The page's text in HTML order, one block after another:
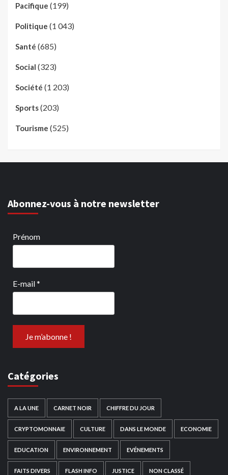
Pacifique (199)
Politique (1 043)
Santé (685)
Social (323)
Société (1 203)
Sports(203)
Tourisme (525)
Abonnez-vous à notre newsletter
Prénom
E-mail*
Catégories
A LA UNE CARNET NOIR CHIFFRE DU JOUR
CRYPTOMONNAIE CULTURE DANS LE MONDE ECONOMIE
EDUCATION ENVIRONNEMENT EVÉNEMENTS
FAITS DIVERS FLASH INFO JUSTICE NON CLASSÉ